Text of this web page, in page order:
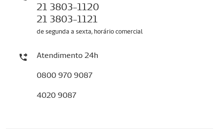
21 3803-1120
21 3803-1121
de segunda a sexta, horário comercial
Atendimento 24h
0800 970 9087
4020 9087